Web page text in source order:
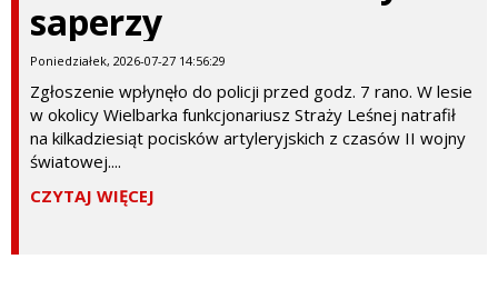
saperzy
Poniedziałek, 2026-07-27 14:56:29
Zgłoszenie wpłynęło do policji przed godz. 7 rano. W lesie
w okolicy Wielbarka funkcjonariusz Straży Leśnej natrafił
na kilkadziesiąt pocisków artyleryjskich z czasów II wojny
światowej....
CZYTAJ WIĘCEJ